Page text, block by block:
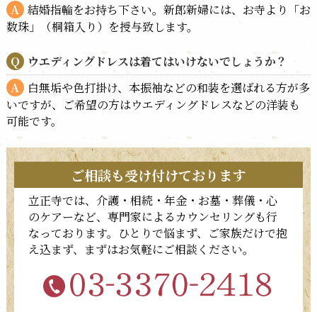
結婚指輪をお持ち下さい。新郎新婦には、お寺より「お
数珠」（桐箱入り）を授与致します。
ウエディングドレスは着てはいけないでしょうか？
白無垢や色打掛け、本振袖などの和装を選ばれる方が多
いですが、ご希望の方はウエディングドレスなどの洋装も
可能です。
ご相談も受け付けております
立正寺では、介護・相続・年金・お墓・葬儀・心
のケアーなど、専門家によるカウンセリングも行
なっております。ひとりで悩まず、ご家族だけで抱
え込まず、まずはお気軽にご相談ください。